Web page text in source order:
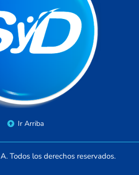
Ir Arriba
Todos los derechos reservados.